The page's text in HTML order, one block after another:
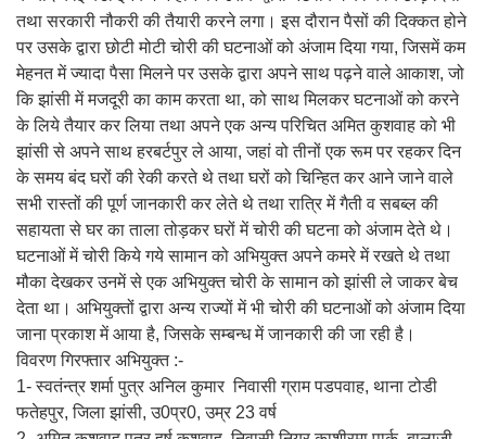
तथा सरकारी नौकरी की तैयारी करने लगा। इस दौरान पैसों की दिक्कत होने
पर उसके द्वारा छोटी मोटी चोरी की घटनाओं को अंजाम दिया गया, जिसमें कम
मेहनत में ज्यादा पैसा मिलने पर उसके द्वारा अपने साथ पढ़ने वाले आकाश, जो
कि झांसी में मजदूरी का काम करता था, को साथ मिलकर घटनाओं को करने
के लिये तैयार कर लिया तथा अपने एक अन्य परिचित अमित कुशवाह को भी
झांसी से अपने साथ हरबर्टपुर ले आया, जहां वो तीनों एक रूम पर रहकर दिन
के समय बंद घरों की रेकी करते थे तथा घरों को चिन्हित कर आने जाने वाले
सभी रास्तों की पूर्ण जानकारी कर लेते थे तथा रात्रि में गैती व सबब्ल की
सहायता से घर का ताला तोड़कर घरों में चोरी की घटना को अंजाम देते थे।
घटनाओं में चोरी किये गये सामान को अभियुक्त अपने कमरे में रखते थे तथा
मौका देखकर उनमें से एक अभियुक्त चोरी के सामान को झांसी ले जाकर बेच
देता था। अभियुक्तों द्वारा अन्य राज्यों में भी चोरी की घटनाओं को अंजाम दिया
जाना प्रकाश में आया है, जिसके सम्बन्ध में जानकारी की जा रही है।
विवरण गिरफ्तार अभियुक्त :-
1- स्वतंन्त्र शर्मा पुत्र अनिल कुमार निवासी ग्राम पडपवाह, थाना टोडी
फतेहपुर, जिला झांसी, उ0प्र0, उम्र 23 वर्ष